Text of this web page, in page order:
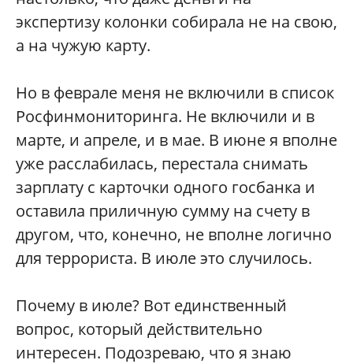
экспертизу колонки собирала не на свою,
а на чужую карту.
Но в феврале меня не включили в список
Росфинмониторинга. Не включили и в
марте, и апреле, и в мае. В июне я вполне
уже расслабилась, перестала снимать
зарплату с карточки одного госбанка и
оставила приличную сумму на счету в
другом, что, конечно, не вполне логично
для террориста. В июле это случилось.
Почему в июле? Вот единственный
вопрос, который действительно
интересен. Подозреваю, что я знаю